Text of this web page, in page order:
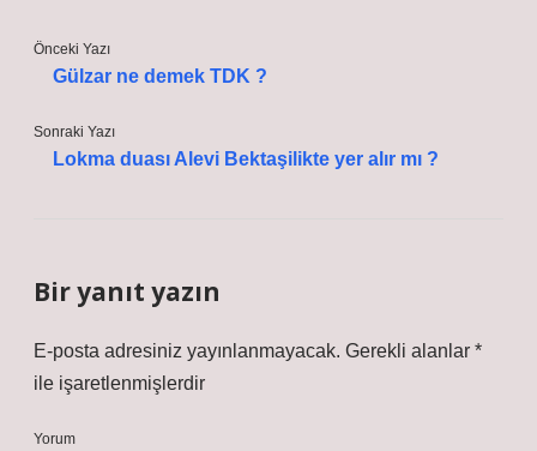
Önceki Yazı
Gülzar ne demek TDK ?
Sonraki Yazı
Lokma duası Alevi Bektaşilikte yer alır mı ?
Bir yanıt yazın
E-posta adresiniz yayınlanmayacak. Gerekli alanlar *
ile işaretlenmişlerdir
Yorum